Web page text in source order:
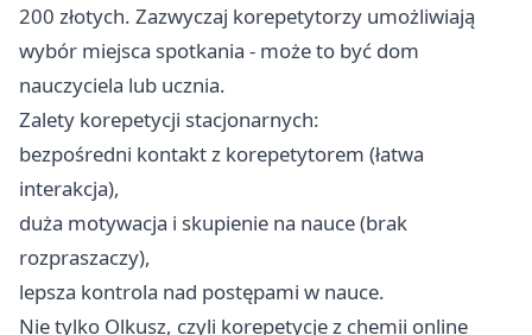
200 złotych. Zazwyczaj korepetytorzy umożliwiają
wybór miejsca spotkania - może to być dom
nauczyciela lub ucznia.
Zalety korepetycji stacjonarnych:
bezpośredni kontakt z korepetytorem (łatwa
interakcja),
duża motywacja i skupienie na nauce (brak
rozpraszaczy),
lepsza kontrola nad postępami w nauce.
Nie tylko Olkusz, czyli korepetycje z chemii online